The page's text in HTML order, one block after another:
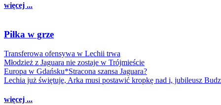
więcej ...
Piłka w grze
Transferowa ofensywa w Lechii trwa
Młodzież z Jaguara nie zostaje w Trójmieście
Europa w Gdańsku*Stracona szansa Jaguara?
Lechia już świętuje, Arka musi postawić kropkę nad i, jubileusz
więcej ...